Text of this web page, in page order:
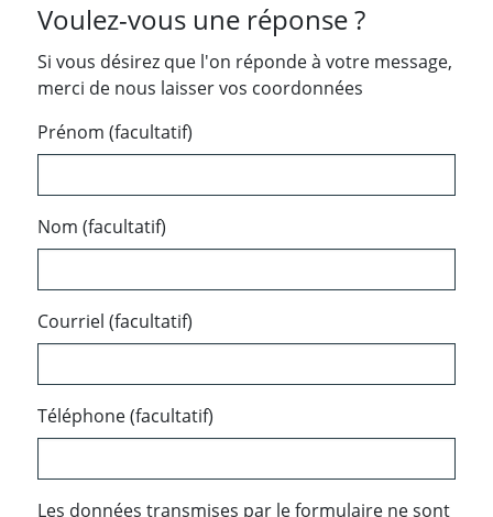
Voulez-vous une réponse ?
Si vous désirez que l'on réponde à votre message,
merci de nous laisser vos coordonnées
Prénom (facultatif)
Nom (facultatif)
Courriel (facultatif)
Téléphone (facultatif)
Les données transmises par le formulaire ne sont